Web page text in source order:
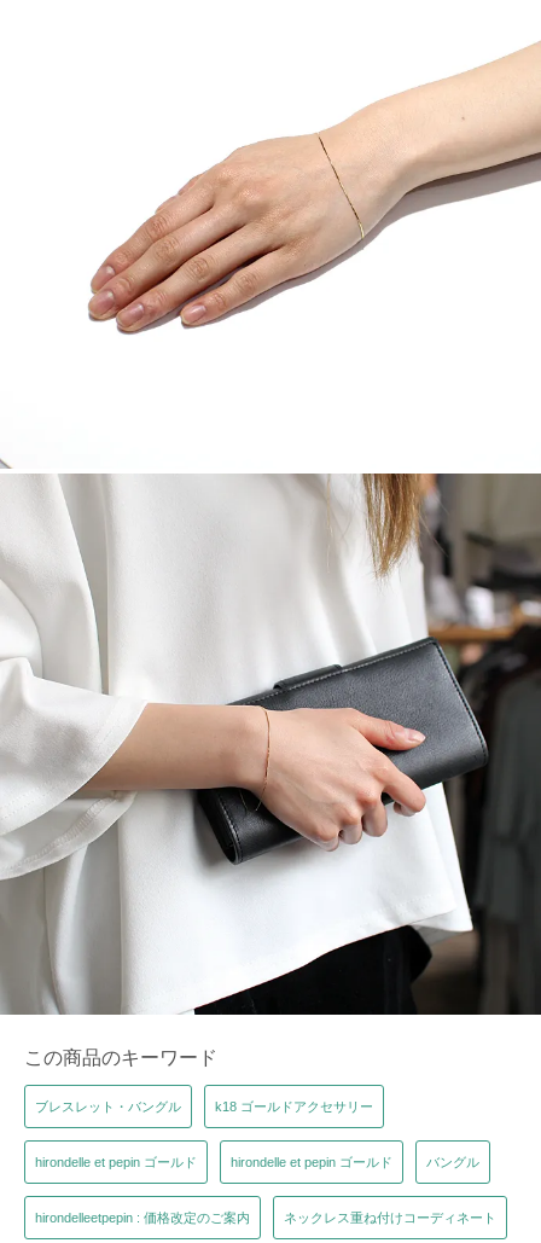
この商品のキーワード
ブレスレット・バングル k18 ゴールドアクセサリー
hirondelle et pepin ゴールド hirondelle et pepin ゴールド バングル
hirondelleetpepin : 価格改定のご案内 ネックレス重ね付けコーディネート